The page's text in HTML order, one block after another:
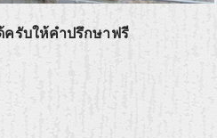
ครับให้คำปรึกษาฟรี